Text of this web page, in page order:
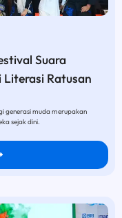
Suara
Ratusan
generasi muda merupakan
sejak dini.